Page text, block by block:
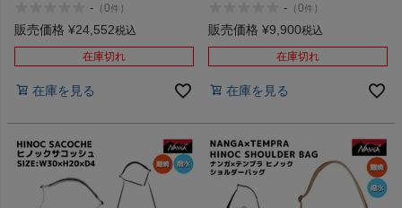
NANGA ECOPAK UR
BACKPACK
- （0件 ）
販売価格 ¥24,552税込
在庫切れ
在庫を見る
- （0件 ）
販売価格 ¥9,900税込
在庫切れ
在庫を見る